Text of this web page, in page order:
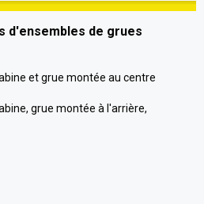
d'ensembles de grues
et grue montée au centre
grue montée à l'arrière,